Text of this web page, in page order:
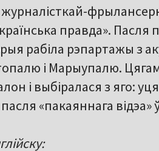
правда». Пасля
рабіла рэпартажы з
і Марыупалю.
і выбіралася з яго:
«пакаяннага відэа»